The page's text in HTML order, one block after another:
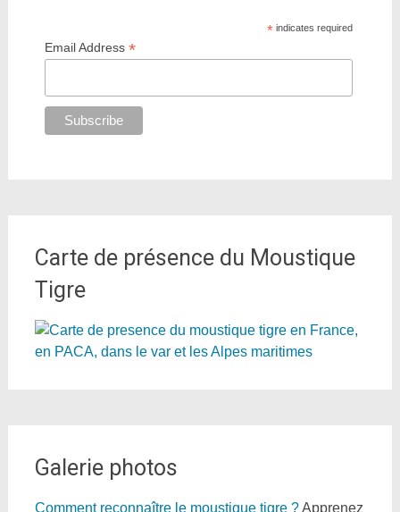
*indicates required
Email Address*
Carte de présence du Moustique
Tigre
Galerie photos
Comment reconnaître le moustique tigre ?Apprenez